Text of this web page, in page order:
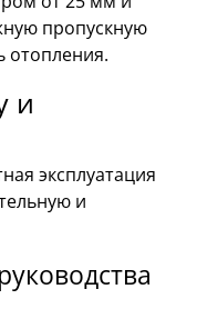
пропускную
отопления.
и
эксплуатация
и